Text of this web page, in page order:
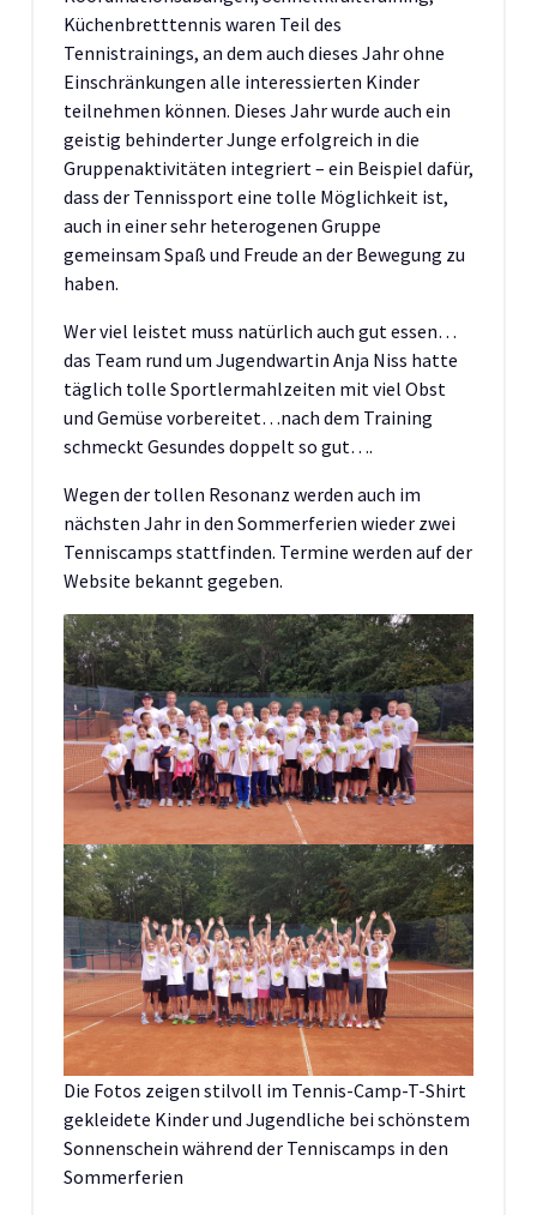
Küchenbretttennis waren Teil des
Tennistrainings, an dem auch dieses Jahr ohne
Einschränkungen alle interessierten Kinder
teilnehmen können. Dieses Jahr wurde auch ein
geistig behinderter Junge erfolgreich in die
Gruppenaktivitäten integriert – ein Beispiel dafür,
dass der Tennissport eine tolle Möglichkeit ist,
auch in einer sehr heterogenen Gruppe
gemeinsam Spaß und Freude an der Bewegung zu
haben.
Wer viel leistet muss natürlich auch gut essen…
das Team rund um Jugendwartin Anja Niss hatte
täglich tolle Sportlermahlzeiten mit viel Obst
und Gemüse vorbereitet…nach dem Training
schmeckt Gesundes doppelt so gut….
Wegen der tollen Resonanz werden auch im
nächsten Jahr in den Sommerferien wieder zwei
Tenniscamps stattfinden. Termine werden auf der
Website bekannt gegeben.
Die Fotos zeigen stilvoll im Tennis-Camp-T-Shirt
gekleidete Kinder und Jugendliche bei schönstem
Sonnenschein während der Tenniscamps in den
Sommerferien